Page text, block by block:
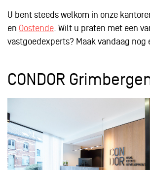
U bent steeds welkom in onze
en Oostende. Wilt u praten met een
vastgoedexperts? Maak vandaag nog
CONDOR